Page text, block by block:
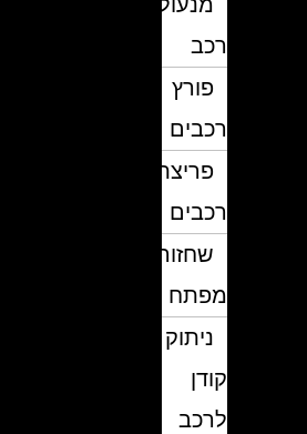
פורץ
רכבים
פריצת
רכבים
שחזור
מפתח
ניתוק
לרכב